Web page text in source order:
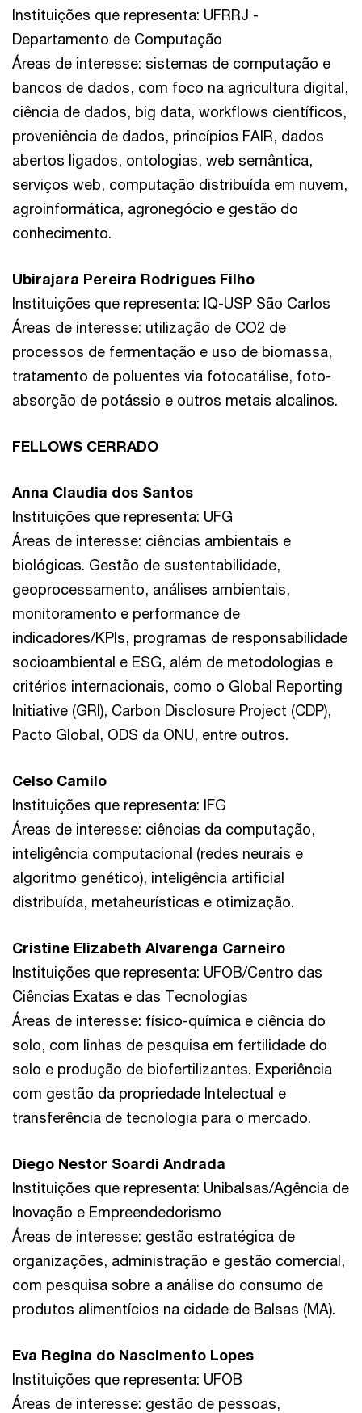
Instituições que representa: UFRRJ -
Departamento de Computação
Áreas de interesse: sistemas de computação e
bancos de dados, com foco na agricultura digital,
ciência de dados, big data, workflows científicos,
proveniência de dados, princípios FAIR, dados
abertos ligados, ontologias, web semântica,
serviços web, computação distribuída em nuvem,
agroinformática, agronegócio e gestão do
conhecimento.
Ubirajara Pereira Rodrigues Filho
Instituições que representa: IQ-USP São Carlos
Áreas de interesse: utilização de CO2 de
processos de fermentação e uso de biomassa,
tratamento de poluentes via fotocatálise, foto-
absorção de potássio e outros metais alcalinos.
FELLOWS CERRADO
Anna Claudia dos Santos
Instituições que representa: UFG
Áreas de interesse: ciências ambientais e
biológicas. Gestão de sustentabilidade,
geoprocessamento, análises ambientais,
monitoramento e performance de
indicadores/KPIs, programas de responsabilidade
socioambiental e ESG, além de metodologias e
critérios internacionais, como o Global Reporting
Initiative (GRI), Carbon Disclosure Project (CDP),
Pacto Global, ODS da ONU, entre outros.
Celso Camilo
Instituições que representa: IFG
Áreas de interesse: ciências da computação,
inteligência computacional (redes neurais e
algoritmo genético), inteligência artificial
distribuída, metaheurísticas e otimização.
Cristine Elizabeth Alvarenga Carneiro
Instituições que representa: UFOB/Centro das
Ciências Exatas e das Tecnologias
Áreas de interesse: físico-química e ciência do
solo, com linhas de pesquisa em fertilidade do
solo e produção de biofertilizantes. Experiência
com gestão da propriedade Intelectual e
transferência de tecnologia para o mercado.
Diego Nestor Soardi Andrada
Instituições que representa: Unibalsas/Agência de
Inovação e Empreendedorismo
Áreas de interesse: gestão estratégica de
organizações, administração e gestão comercial,
com pesquisa sobre a análise do consumo de
produtos alimentícios na cidade de Balsas (MA).
Eva Regina do Nascimento Lopes
Instituições que representa: UFOB
Áreas de interesse: gestão de pessoas,